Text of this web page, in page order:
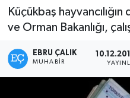
Küçükbaş
ve Orman Bakanlığı,
EBRU ÇALIK
MUHABIR
Tüm Manşetler
Son Dakika Haberleri
Haber Arşivi